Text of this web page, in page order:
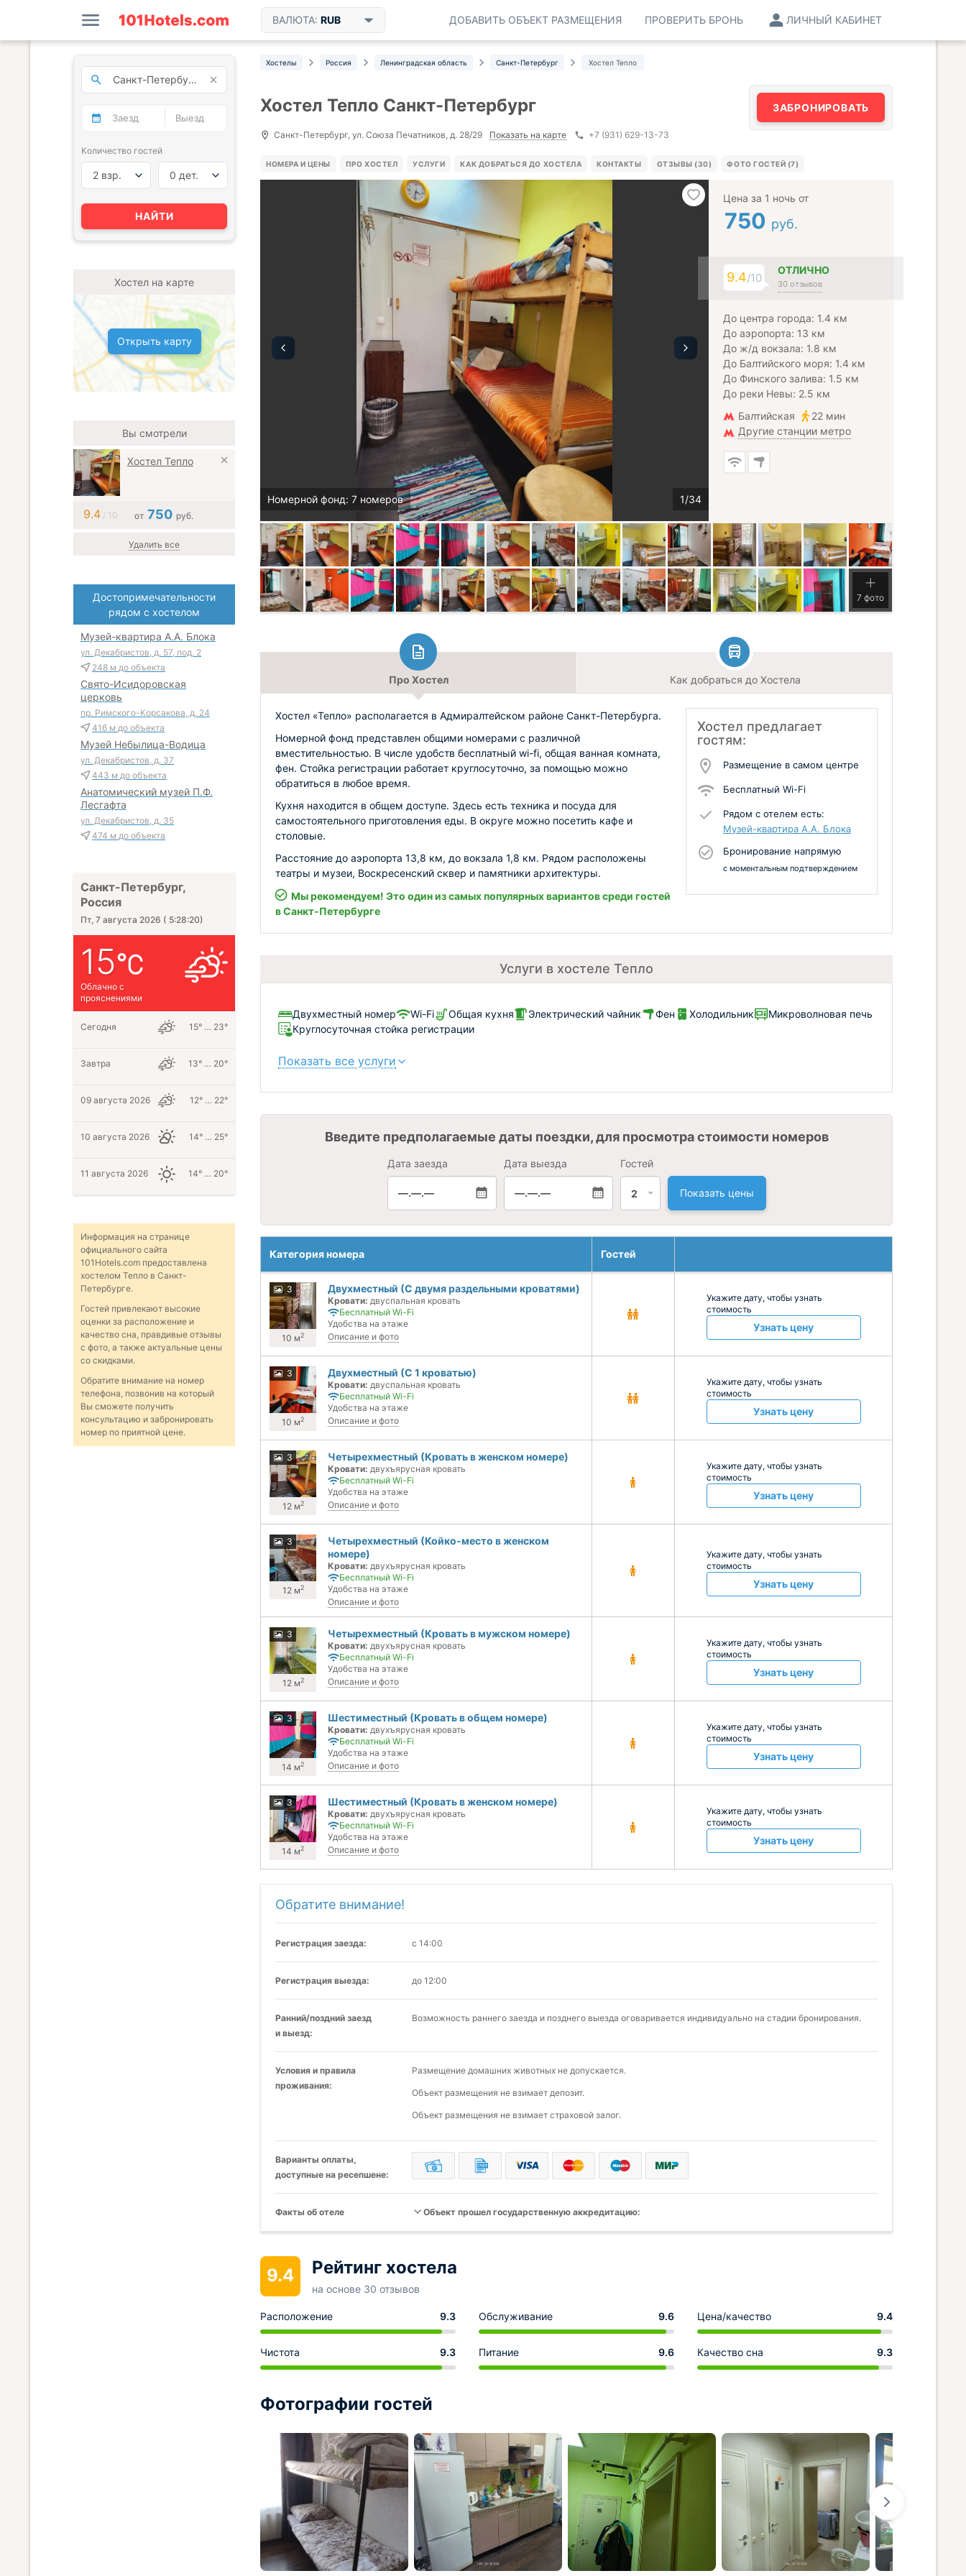
ВАЛЮТА: RUB ЛИЧНЫЙ КАБИНЕТ
ПРОВЕРИТЬ БРОНЬ
ДОБАВИТЬ ОБЪЕКТ РАЗМЕЩЕНИЯ
Хостелы Россия Ленинградская область Санкт-Петербург Хостел Тепло
Хостел Тепло Санкт-Петербург
Санкт-Петербург, ул. Союза Печатников, д. 28/29 Показать на карте +7 (931) 629-13-73
ЗАБРОНИРОВАТЬ
НОМЕРА И ЦЕНЫ ПРО ХОСТЕЛ УСЛУГИ КАК ДОБРАТЬСЯ ДО ХОСТЕЛА КОНТАКТЫ ОТЗЫВЫ (30) ФОТО ГОСТЕЙ (7)
Номерной фонд: 7 номеров
Цена за 1 ночь от
750 руб.
9.4/10
ОТЛИЧНО
30 отзывов
До центра города: 1.4 км
До аэропорта: 13 км
До ж/д вокзала: 1.8 км
До Балтийского моря: 1.4 км
До Финского залива: 1.5 км
До реки Невы: 2.5 км
Балтийская
22 мин
Другие станции метро
7 фото
Про Хостел Как добраться до Хостела
Хостел предлагает
гостям:
Размещение в самом центре
Бесплатный Wi-Fi
Рядом с отелем есть:
Музей-квартира А.А. Блока
Бронирование напрямую
с моментальным подтверждением
Хостел «Тепло» располагается в Адмиралтейском районе Санкт-Петербурга.
Номерной фонд представлен общими номерами с различной
вместительностью. В числе удобств бесплатный wi-fi, общая ванная комната,
фен. Стойка регистрации работает круглосуточно, за помощью можно
обратиться в любое время.
Кухня находится в общем доступе. Здесь есть техника и посуда для
самостоятельного приготовления еды. В округе можно посетить кафе и
столовые.
Расстояние до аэропорта 13,8 км, до вокзала 1,8 км. Рядом расположены
театры и музеи, Воскресенский сквер и памятники архитектуры.
Мы рекомендуем! Это один из самых популярных вариантов среди гостей
в Санкт-Петербурге
Услуги в хостеле Тепло
Двухместный номер Wi-Fi Общая кухня Электрический чайник Фен Холодильник
Микроволновая печь
Круглосуточная стойка регистрации
Показать все услуги
Введите предполагаемые даты поездки, для просмотра стоимости номеров
Дата заезда
—.—.—
Дата выезда
—.—.—
Гостей
2 Показать цены
Категория номера Гостей
3
10 м2
Двухместный (С двумя раздельными кроватями)
Кровати: двуспальная кровать
Бесплатный Wi-Fi
Удобства на этаже
Описание и фото
Укажите дату, чтобы узнать
стоимость
Узнать цену
3
10 м2
Двухместный (С 1 кроватью)
Кровати: двуспальная кровать
Бесплатный Wi-Fi
Удобства на этаже
Описание и фото
Укажите дату, чтобы узнать
стоимость
Узнать цену
3
12 м2
Четырехместный (Кровать в женском номере)
Кровати: двухъярусная кровать
Бесплатный Wi-Fi
Удобства на этаже
Описание и фото
Укажите дату, чтобы узнать
стоимость
Узнать цену
3
12 м2
Четырехместный (Койко-место в женском
номере)
Кровати: двухъярусная кровать
Бесплатный Wi-Fi
Удобства на этаже
Описание и фото
Укажите дату, чтобы узнать
стоимость
Узнать цену
3
12 м2
Четырехместный (Кровать в мужском номере)
Кровати: двухъярусная кровать
Бесплатный Wi-Fi
Удобства на этаже
Описание и фото
Укажите дату, чтобы узнать
стоимость
Узнать цену
3
14 м2
Шестиместный (Кровать в общем номере)
Кровати: двухъярусная кровать
Бесплатный Wi-Fi
Удобства на этаже
Описание и фото
Укажите дату, чтобы узнать
стоимость
Узнать цену
3
14 м2
Шестиместный (Кровать в женском номере)
Кровати: двухъярусная кровать
Бесплатный Wi-Fi
Удобства на этаже
Описание и фото
Укажите дату, чтобы узнать
стоимость
Узнать цену
Обратите внимание!
Регистрация заезда: с 14:00
Регистрация выезда: до 12:00
Ранний/поздний заезд
и выезд:
Возможность раннего заезда и позднего выезда оговаривается индивидуально на стадии бронирования.
Условия и правила
проживания:
Размещение домашних животных не допускается.
Объект размещения не взимает депозит.
Объект размещения не взимает страховой залог.
Варианты оплаты,
доступные на ресепшене:
Факты об отеле Объект прошел государственную аккредитацию:
9.4 Рейтинг хостела
на основе 30 отзывов
Расположение 9.3 Обслуживание 9.6 Цена/качество 9.4
Чистота 9.3 Питание 9.6 Качество сна 9.3
Фотографии гостей
Количество гостей
2 взр. 0 дет.
НАЙТИ
Хостел на карте
Открыть карту
Вы смотрели
Хостел Тепло
9.4/ 10 от 750 руб.
Удалить все
Достопримечательности
рядом с хостелом
Музей-квартира А.А. Блока
ул. Декабристов, д. 57, под. 2
248 м до объекта
Свято-Исидоровская
церковь
пр. Римского-Корсакова, д. 24
416 м до объекта
Музей Небылица-Водица
ул. Декабристов, д. 37
443 м до объекта
Анатомический музей П.Ф.
Лесгафта
ул. Декабристов, д. 35
474 м до объекта
Санкт-Петербург,
Россия
Пт, 7 августа 2026 ( 5:28:22)
15
Облачно с
прояснениями
Сегодня 15° … 23°
Завтра 13° … 20°
09 августа 2026 12° … 22°
10 августа 2026 14° … 25°
11 августа 2026 14° … 20°
Информация на странице
официального сайта
101Hotels.com предоставлена
хостелом Тепло в Санкт-
Петербурге.
Гостей привлекают высокие
оценки за расположение и
качество сна, правдивые отзывы
с фото, а также актуальные цены
со скидками.
Обратите внимание на номер
телефона, позвонив на который
Вы сможете получить
консультацию и забронировать
номер по приятной цене.